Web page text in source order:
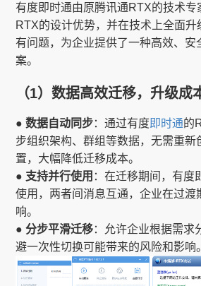
有度即时通由原腾讯通RTX的技术专
RTX的设计优势，并在技术上全面升
有问题，为企业提供了一种高效、安
案。
（1）数据高效迁移，升级成
● 数据自动同步：通过有度即时通的
步组织架构、群组等数据，无需重新
置，大幅降低迁移成本。
● 支持并行使用 ：在迁移期间，有度
使用，两者间消息互通，企业在过渡
响。
● 分步平滑迁移：允许企业根据需求
避一次性切换可能带来的风险和影响。